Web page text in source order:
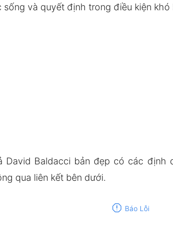
và quyết định trong điều kiện khó
David Baldacci bản đẹp có các định
qua liên kết bên dưới.
report Báo Lỗi